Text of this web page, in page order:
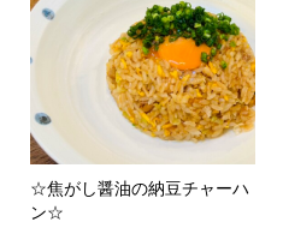
☆焦がし醤油の納豆チャーハ
ン☆